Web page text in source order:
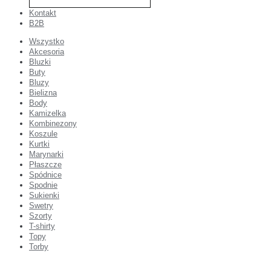
Kontakt
B2B
Wszystko
Akcesoria
Bluzki
Buty
Bluzy
Bielizna
Body
Kamizelka
Kombinezony
Koszule
Kurtki
Marynarki
Płaszcze
Spódnice
Spodnie
Sukienki
Swetry
Szorty
T-shirty
Topy
Torby